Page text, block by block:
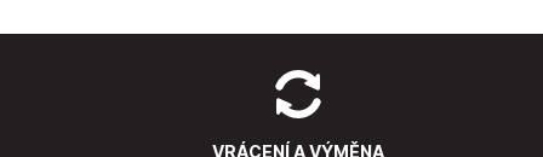
VRÁCENÍ A VÝMĚNA